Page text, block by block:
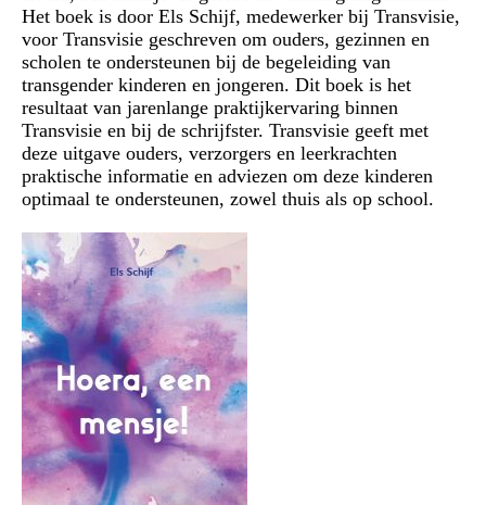
Het boek is door Els Schijf, medewerker bij Transvisie,
voor Transvisie geschreven om ouders, gezinnen en
scholen te ondersteunen bij de begeleiding van
transgender kinderen en jongeren. Dit boek is het
resultaat van jarenlange praktijkervaring binnen
Transvisie en bij de schrijfster. Transvisie geeft met
deze uitgave ouders, verzorgers en leerkrachten
praktische informatie en adviezen om deze kinderen
optimaal te ondersteunen, zowel thuis als op school.